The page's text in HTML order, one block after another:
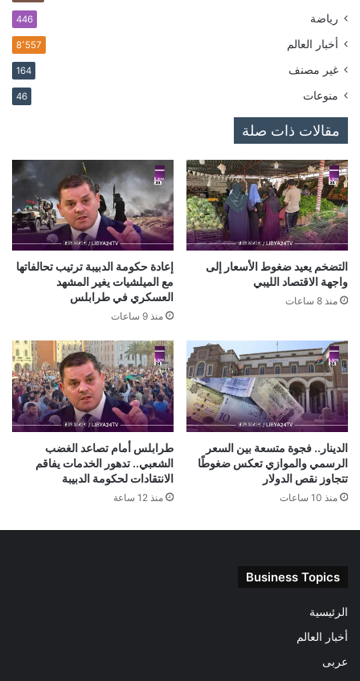
رياضة 446
أخبار العالم 8٬557
غير مصنف 164
منوعات 46
مقالات ذات صلة
التضخم يعيد ضغوط الأسعار إلى
واجهة الاقتصاد الليبي
منذ 8 ساعات
إعادة حكومة الدبيبة ترتيب تحالفاتها
مع الميلشيات يغير المشهد
العسكري في طرابلس
منذ 9 ساعات
الدينار.. فجوة متسعة بين السعر
الرسمي والموازي تعكس ضغوطًا
تتجاوز نقص الدولار
منذ 10 ساعات
طرابلس أمام تصاعد الغضب
الشعبي.. تدهور الخدمات يفاقم
الانتقادات لحكومة الدبيبة
منذ 12 ساعة
Business Topics
الرئيسية
أخبار العالم
عربى